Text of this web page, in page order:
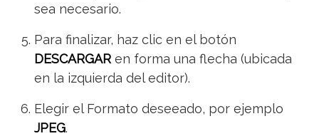
sea necesario.
Para finalizar, haz clic en el botón
DESCARGAR en forma una flecha (ubicada
en la izquierda del editor).
Elegir el Formato deseeado, por ejemplo
JPEG.